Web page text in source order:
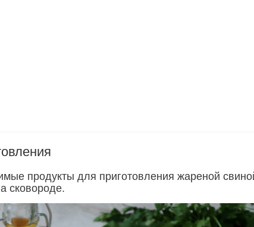
продукты для приготовления жареной
сковороде.